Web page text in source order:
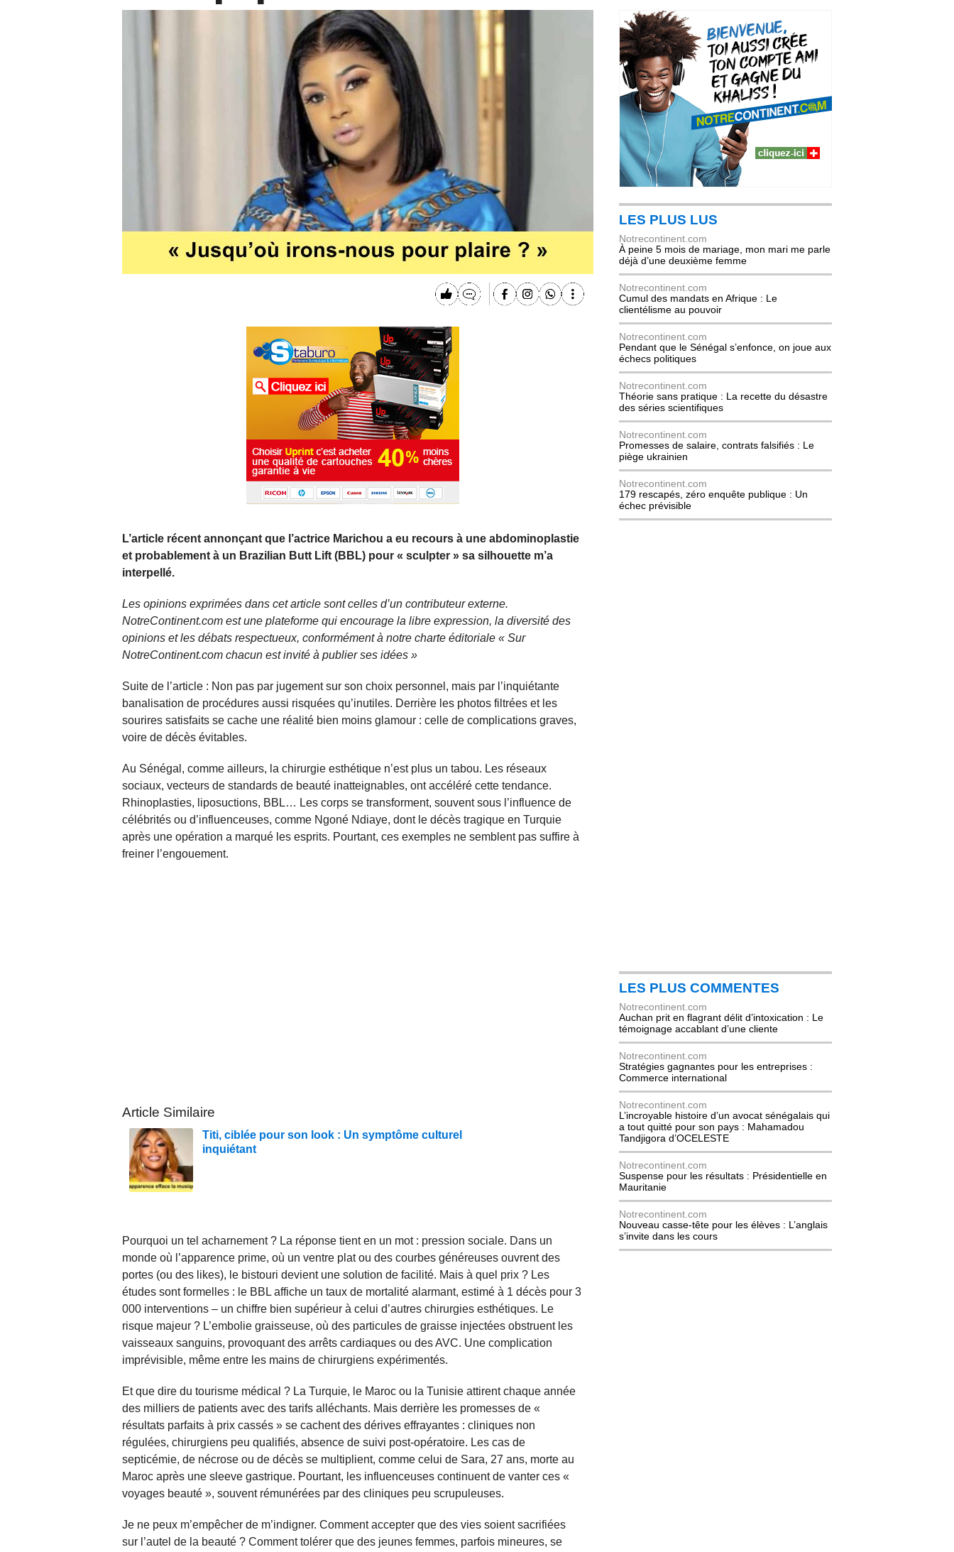
L’article récent annonçant que l’actrice Marichou a eu recours à une abdominoplastie
et probablement à un Brazilian Butt Lift (BBL) pour « sculpter » sa silhouette m’a
interpellé.
Les opinions exprimées dans cet article sont celles d’un contributeur externe.
NotreContinent.com est une plateforme qui encourage la libre expression, la diversité des
opinions et les débats respectueux, conformément à notre charte éditoriale « Sur
NotreContinent.com chacun est invité à publier ses idées »
Suite de l’article : Non pas par jugement sur son choix personnel, mais par l’inquiétante
banalisation de procédures aussi risquées qu’inutiles. Derrière les photos filtrées et les
sourires satisfaits se cache une réalité bien moins glamour : celle de complications graves,
voire de décès évitables.
Au Sénégal, comme ailleurs, la chirurgie esthétique n’est plus un tabou. Les réseaux
sociaux, vecteurs de standards de beauté inatteignables, ont accéléré cette tendance.
Rhinoplasties, liposuctions, BBL… Les corps se transforment, souvent sous l’influence de
célébrités ou d’influenceuses, comme Ngoné Ndiaye, dont le décès tragique en Turquie
après une opération a marqué les esprits. Pourtant, ces exemples ne semblent pas suffire à
freiner l’engouement.
Article Similaire
Titi, ciblée pour son look : Un symptôme culturel
inquiétant
Pourquoi un tel acharnement ? La réponse tient en un mot : pression sociale. Dans un
monde où l’apparence prime, où un ventre plat ou des courbes généreuses ouvrent des
portes (ou des likes), le bistouri devient une solution de facilité. Mais à quel prix ? Les
études sont formelles : le BBL affiche un taux de mortalité alarmant, estimé à 1 décès pour 3
000 interventions – un chiffre bien supérieur à celui d’autres chirurgies esthétiques. Le
risque majeur ? L’embolie graisseuse, où des particules de graisse injectées obstruent les
vaisseaux sanguins, provoquant des arrêts cardiaques ou des AVC. Une complication
imprévisible, même entre les mains de chirurgiens expérimentés.
Et que dire du tourisme médical ? La Turquie, le Maroc ou la Tunisie attirent chaque année
des milliers de patients avec des tarifs alléchants. Mais derrière les promesses de «
résultats parfaits à prix cassés » se cachent des dérives effrayantes : cliniques non
régulées, chirurgiens peu qualifiés, absence de suivi post-opératoire. Les cas de
septicémie, de nécrose ou de décès se multiplient, comme celui de Sara, 27 ans, morte au
Maroc après une sleeve gastrique. Pourtant, les influenceuses continuent de vanter ces «
voyages beauté », souvent rémunérées par des cliniques peu scrupuleuses.
Je ne peux m’empêcher de m’indigner. Comment accepter que des vies soient sacrifiées
sur l’autel de la beauté ? Comment tolérer que des jeunes femmes, parfois mineures, se
LES PLUS LUS
Notrecontinent.com
À peine 5 mois de mariage, mon mari me parle
déjà d’une deuxième femme
Notrecontinent.com
Cumul des mandats en Afrique : Le
clientélisme au pouvoir
Notrecontinent.com
Pendant que le Sénégal s’enfonce, on joue aux
échecs politiques
Notrecontinent.com
Théorie sans pratique : La recette du désastre
des séries scientifiques
Notrecontinent.com
Promesses de salaire, contrats falsifiés : Le
piège ukrainien
Notrecontinent.com
179 rescapés, zéro enquête publique : Un
échec prévisible
LES PLUS COMMENTES
Notrecontinent.com
Auchan prit en flagrant délit d’intoxication : Le
témoignage accablant d’une cliente
Notrecontinent.com
Stratégies gagnantes pour les entreprises :
Commerce international
Notrecontinent.com
L’incroyable histoire d’un avocat sénégalais qui
a tout quitté pour son pays : Mahamadou
Tandjigora d’OCELESTE
Notrecontinent.com
Suspense pour les résultats : Présidentielle en
Mauritanie
Notrecontinent.com
Nouveau casse-tête pour les élèves : L’anglais
s’invite dans les cours